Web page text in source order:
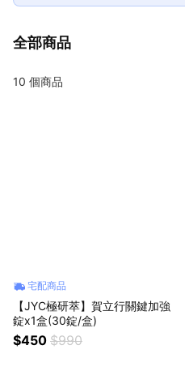
全部商品
10 個商品
宅配商品
【JYC極研萃】賀立行關鍵加強
錠x1盒(30錠/盒)
$450 $990